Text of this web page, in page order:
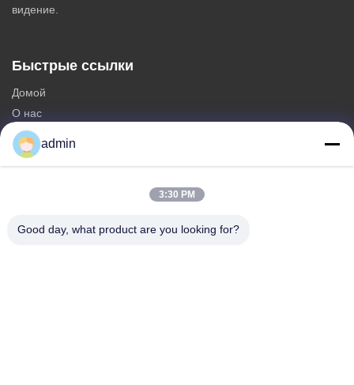
видение.
Быстрые ссылки
Домой
О нас
продукты
Свяжитесь с нами
треугольная антенная башня
admin
3:30 PM
Good day, what product are you looking for?